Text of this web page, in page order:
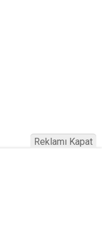
Reklamı Kapat